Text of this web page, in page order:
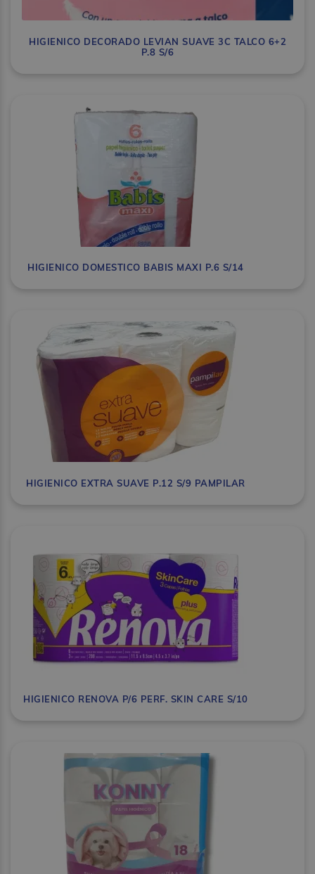
HIGIENICO DECORADO LEVIAN SUAVE 3C TALCO 6+2
P.8 S/6
HIGIENICO DOMESTICO BABIS MAXI P.6 S/14
HIGIENICO EXTRA SUAVE P.12 S/9 PAMPILAR
HIGIENICO RENOVA P/6 PERF. SKIN CARE S/10